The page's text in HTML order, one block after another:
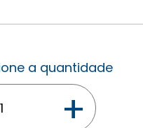
a quantidade
+